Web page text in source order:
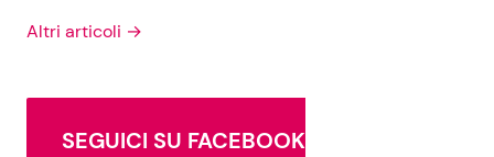
Altri articoli →
SEGUICI SU FACEBOOK